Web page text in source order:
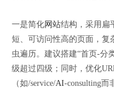
一是简化网站结构，采用扁
短、可访问性高的页面，复
虫遍历。建议搭建“首页-分
级超过四级；同时，优化
（如/service/AI-consulting而